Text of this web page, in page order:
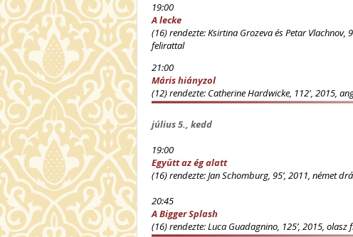
19:00
A lecke
(16) rendezte: Ksirtina Grozeva és Petar
felirattal
21:00
Máris hiányzol
(12) rendezte: Catherine Hardwicke, 112', 2015,
július 5., kedd
19:00
Együtt az ég alatt
(16) rendezte: Jan Schomburg, 95’, 2011, német
20:45
A Bigger Splash
(16) rendezte: Luca Guadagnino, 125’, 2015,